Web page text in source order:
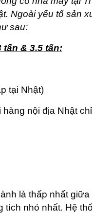
Ngoài yếu tố sản
sau:
tấn & 3.5 tấn:
tại Nhật)
nội địa Nhật
là thấp nhất
tích nhỏ nhất. Hệ